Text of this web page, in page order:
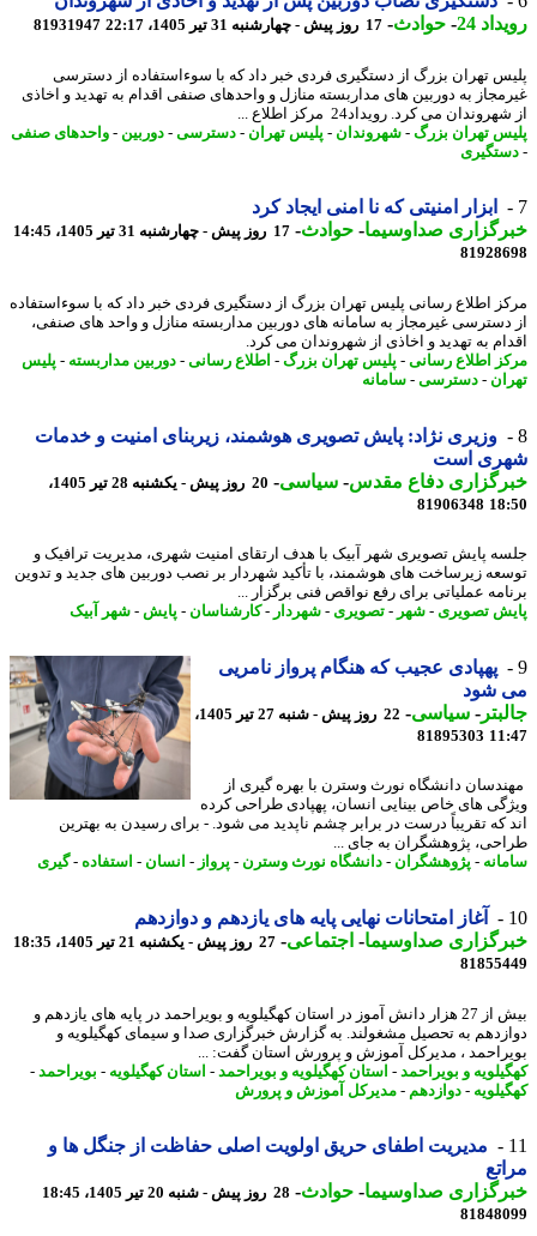
24
-حوادث -17 روز پیش - چهارشنبه 31 تیر 1405، 22:17 81931947
تهران بزرگ از دستگیری فردی خبر داد که با سوءاستفاده از دسترسی
به دوربین های مداربسته منازل و واحدهای صنفی اقدام به تهدید و اخاذی
می کرد. رویداد24 مرکز اطلاع ...
تهران بزرگ- شهروندان- پلیس تهران- دسترسی -دوربین-واحدهای صنفی
ابزار امنیتی که نا امنی ایجاد کرد
صداوسیما-حوادث -17 روز پیش - چهارشنبه 31 تیر 1405، 14:45
اطلاع رسانی پلیس تهران بزرگ از دستگیری فردی خبر داد که با سوءاستفاده
غیرمجاز به سامانه های دوربین مداربسته منازل و واحد های صنفی،
به تهدید و اخاذی از شهروندان می کرد.
اطلاع رسانی-پلیس تهران بزرگ- اطلاع رسانی-دوربین مداربسته-پلیس
- دسترسی -سامانه
وزیری نژاد: پایش تصویری هوشمند، زیربنای امنیت و خدمات
است
دفاع مقدس-سیاسی-
20 روز پیش - یکشنبه 28 تیر 1405،
81906348
پایش تصویری شهر آبیک با هدف ارتقای امنیت شهری، مدیریت ترافیک و
زیرساخت های هوشمند، با تأکید شهردار بر نصب دوربین های جدید و تدوین
عملیاتی برای رفع نواقص فنی برگزار ...
تصویری- شهر -تصویری- شهردار-کارشناسان-پایش-شهر آبیک
پهپادی عجیب که هنگام پرواز نامریی
شود
-سیاسی-
22 روز پیش - شنبه 27 تیر 1405،
81895303
دانشگاه نورث وسترن با بهره گیری از
های خاص بینایی انسان، پهپادی طراحی کرده
که تقریباً درست در برابر چشم ناپدید می شود. - برای رسیدن به بهترین
پژوهشگران به جای ...
-پژوهشگران- دانشگاه نورث وسترن- پرواز-انسان-استفاده-گیری
آغاز امتحانات نهایی پایه های یازدهم و دوازدهم
صداوسیما-اجتماعی-27 روز پیش - یکشنبه 21 تیر 1405، 18:35
بیش از 27 هزار دانش آموز در استان کهگیلویه و بویراحمد در پایه های یازدهم و
به تحصیل مشغولند. به گزارش خبرگزاری صدا و سیمای کهگیلویه و
، مدیرکل آموزش و پرورش استان گفت: ...
و بویراحمد -استان کهگیلویه و بویراحمد -استان کهگیلویه-بویراحمد -
-دوازدهم -مدیرکل آموزش و پرورش
مدیریت اطفای حریق اولویت اصلی حفاظت از جنگل ها و
صداوسیما-حوادث -28 روز پیش - شنبه 20 تیر 1405، 18:45